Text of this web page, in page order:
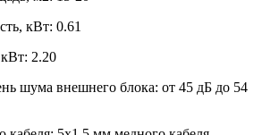
кВт: 0.61
2.20
шума внешнего блока: от 45 дБ до 54